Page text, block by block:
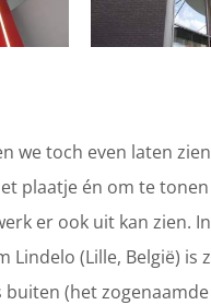
we toch even laten
plaatje én om te
er ook uit kan zien. In
Lindelo (Lille, België) is
buiten (het zogenaamde